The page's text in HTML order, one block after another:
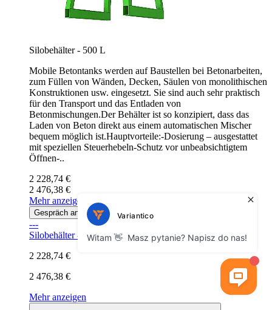
Silobehälter - 500 L
Mobile Betontanks werden auf Baustellen bei Betonarbeiten,
zum Füllen von Wänden, Decken, Säulen von monolithischen
Konstruktionen usw. eingesetzt. Sie sind auch sehr praktisch
für den Transport und das Entladen von
Betonmischungen.Der Behälter ist so konzipiert, dass das
Laden von Beton direkt aus einem automatischen Mischer
bequem möglich ist.Hauptvorteile:-Dosierung – ausgestattet
mit speziellen Steuerhebeln-Schutz vor unbeabsichtigtem
Öffnen-..
2 228,74 €
2 476,38 €
Mehr anzeigen
Gespräch anfordern
---
Silobehälter - 500 L
2 228,74 €
2 476,38 €
Mehr anzeigen